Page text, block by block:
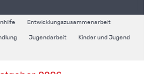
Entwicklungszusammenarbeit
Jugendarbeit Kinder und Jugend